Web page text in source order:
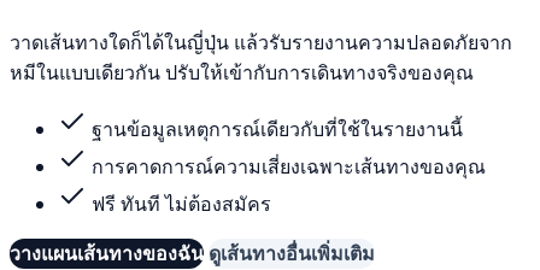
วาดเส้นทางใดก็ได้ในญี่ปุ่น แล้วรับรายงานความปลอดภัยจาก
หมีในแบบเดียวกัน ปรับให้เข้ากับการเดินทางจริงของคุณ
ฐานข้อมูลเหตุการณ์เดียวกับที่ใช้ในรายงานนี้
การคาดการณ์ความเสี่ยงเฉพาะเส้นทางของคุณ
ฟรี ทันที ไม่ต้องสมัคร
วางแผนเส้นทางของฉัน ดูเส้นทางอื่นเพิ่มเติม